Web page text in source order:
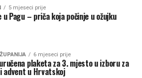
5 mjeseci prije
u Pagu – priča koja počinje u ožujku
6 mjeseci prije
plaketa za 3. mjesto u izboru za
advent u Hrvatskoj